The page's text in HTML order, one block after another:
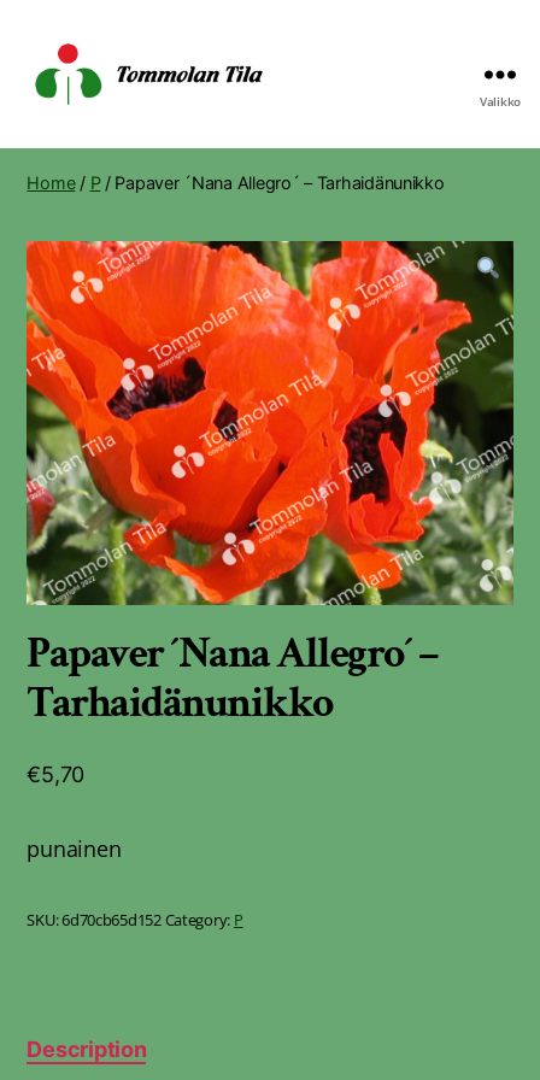
Tila
Valikko
Home/ P/ Papaver ´Nana Allegro´ – Tarhaidänunikko
Papaver ´Nana Allegro´ –
Tarhaidänunikko
€5,70
punainen
SKU:6d70cb65d152Category: P
Description